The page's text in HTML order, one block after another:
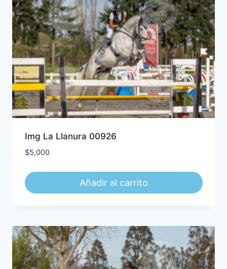
Img La Llanura 00926
$5,000
Añadir al carrito